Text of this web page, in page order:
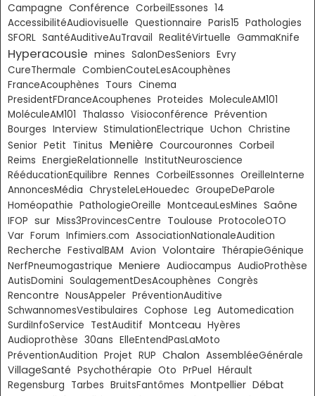
Campagne Conférence CorbeilEssones 14
AccessibilitéAudiovisuelle Questionnaire Paris15 Pathologies
SFORL SantéAuditiveAuTravail RealitéVirtuelle GammaKnife
Hyperacousie mines SalonDesSeniors Evry
CureThermale CombienCouteLesAcouphènes
FranceAcouphènes Tours Cinema
PresidentFDranceAcouphenes Proteides MoleculeAM101
MoléculeAM101 Thalasso Visioconférence Prévention
Bourges Interview StimulationElectrique Uchon Christine
Senior Petit Tinitus Menière Courcouronnes Corbeil
Reims EnergieRelationnelle InstitutNeuroscience
RééducationEquilibre Rennes CorbeilEssonnes OreilleInterne
AnnoncesMédia ChrysteleLeHouedec GroupeDeParole
Homéopathie PathologieOreille MontceauLesMines Saône
IFOP sur Miss3ProvincesCentre Toulouse ProtocoleOTO
Var Forum Infimiers.com AssociationNationaleAudition
Recherche FestivalBAM Avion Volontaire ThérapieGénique
NerfPneumogastrique Meniere Audiocampus AudioProthèse
AutisDomini SoulagementDesAcouphènes Congrès
Rencontre NousAppeler PréventionAuditive
SchwannomesVestibulaires Cophose Leg Automedication
SurdiInfoService TestAuditif Montceau Hyères
Audioprothèse 30ans ElleEntendPasLaMoto
PréventionAudition Projet RUP Chalon AssembléeGénérale
VillageSanté Psychothérapie Oto PrPuel Hérault
Regensburg Tarbes BruitsFantômes Montpellier Débat